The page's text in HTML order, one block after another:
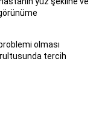
olması
tercih